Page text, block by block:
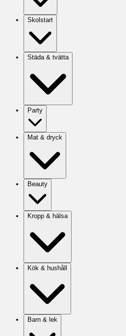
Skolstart
Städa & tvätta
Party
Mat & dryck
Beauty
Kropp & hälsa
Kök & hushåll
Barn & lek